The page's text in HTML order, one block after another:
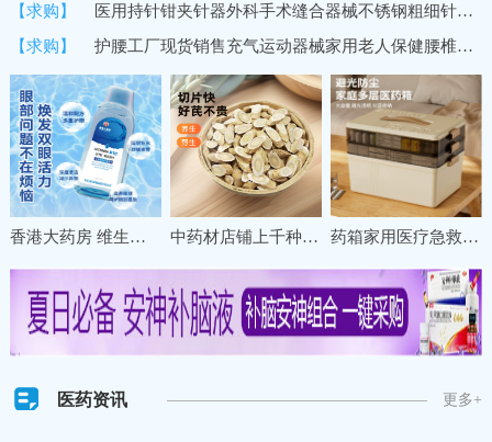
【求购】
医用持针钳夹针器外科手术缝合器械不锈钢粗细针牙科双眼皮持针器
【求购】
护腰工厂现货销售充气运动器械家用老人保健腰椎间盘固定保暖护腰
香港大药房 维生素B12洗眼液缓解眼疲劳干涩清洁眼部一次性护理液 中药材店铺上千种冷背名贵草药材甘肃珉县特级野生黄芪直销养生 药箱家用医疗急救药盒药物收纳盒大号大容量多层分格医药箱收纳盒
医药资讯 更多+